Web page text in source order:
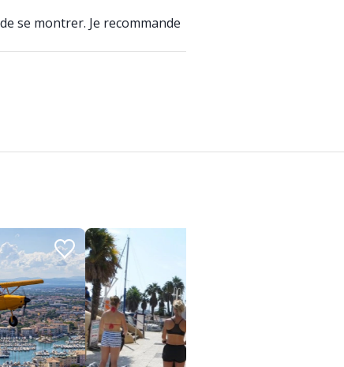
se montrer. Je recommande